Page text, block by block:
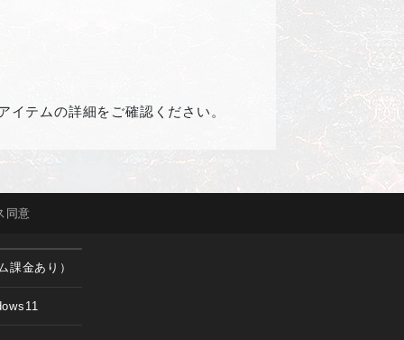
テムの詳細をご確認ください。
同意
課金あり）